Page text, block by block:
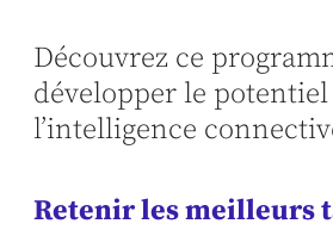
Découvrez ce
développer le potentiel
l’intelligence
Retenir les meilleurs